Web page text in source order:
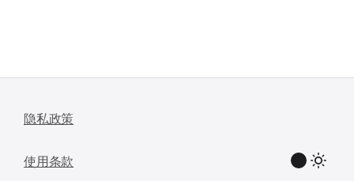
隐私政策
使用条款